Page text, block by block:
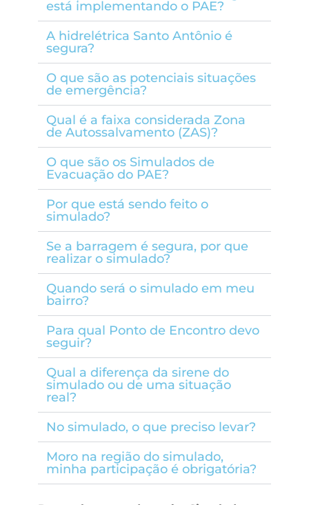
está implementando o PAE?
A hidrelétrica Santo Antônio é
segura?
O que são as potenciais situações
de emergência?
Qual é a faixa considerada Zona
de Autossalvamento (ZAS)?
O que são os Simulados de
Evacuação do PAE?
Por que está sendo feito o
simulado?
Se a barragem é segura, por que
realizar o simulado?
Quando será o simulado em meu
bairro?
Para qual Ponto de Encontro devo
seguir?
Qual a diferença da sirene do
simulado ou de uma situação
real?
No simulado, o que preciso levar?
Moro na região do simulado,
minha participação é obrigatória?